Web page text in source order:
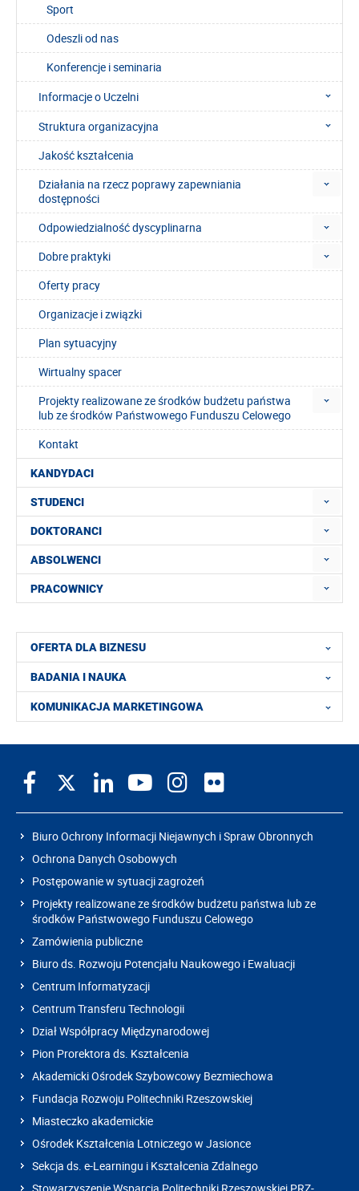
Sport
Odeszli od nas
Konferencje i seminaria
Informacje o Uczelni
Struktura organizacyjna
Jakość kształcenia
Działania na rzecz poprawy zapewniania
dostępności
Odpowiedzialność dyscyplinarna
Dobre praktyki
Oferty pracy
Organizacje i związki
Plan sytuacyjny
Wirtualny spacer
Projekty realizowane ze środków budżetu państwa
lub ze środków Państwowego Funduszu Celowego
Kontakt
KANDYDACI
STUDENCI
DOKTORANCI
ABSOLWENCI
PRACOWNICY
OFERTA DLA BIZNESU
BADANIA I NAUKA
KOMUNIKACJA MARKETINGOWA
Biuro Ochrony Informacji Niejawnych i Spraw Obronnych
Ochrona Danych Osobowych
Postępowanie w sytuacji zagrożeń
Projekty realizowane ze środków budżetu państwa lub ze
środków Państwowego Funduszu Celowego
Zamówienia publiczne
Biuro ds. Rozwoju Potencjału Naukowego i Ewaluacji
Centrum Informatyzacji
Centrum Transferu Technologii
Dział Współpracy Międzynarodowej
Pion Prorektora ds. Kształcenia
Akademicki Ośrodek Szybowcowy Bezmiechowa
Fundacja Rozwoju Politechniki Rzeszowskiej
Miasteczko akademickie
Ośrodek Kształcenia Lotniczego w Jasionce
Sekcja ds. e-Learningu i Kształcenia Zdalnego